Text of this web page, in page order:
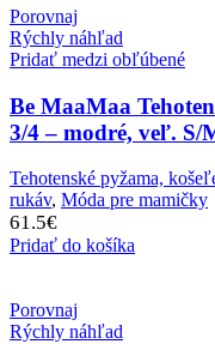
Porovnaj
Rýchly náhľad
Pridať medzi obľúbené
Be MaaMaa
3/4 – modré, veľ. S/
Tehotenské pyžama,
rukáv, Móda pre mamičky
61.5€
Pridať do košíka
Porovnaj
Rýchly náhľad